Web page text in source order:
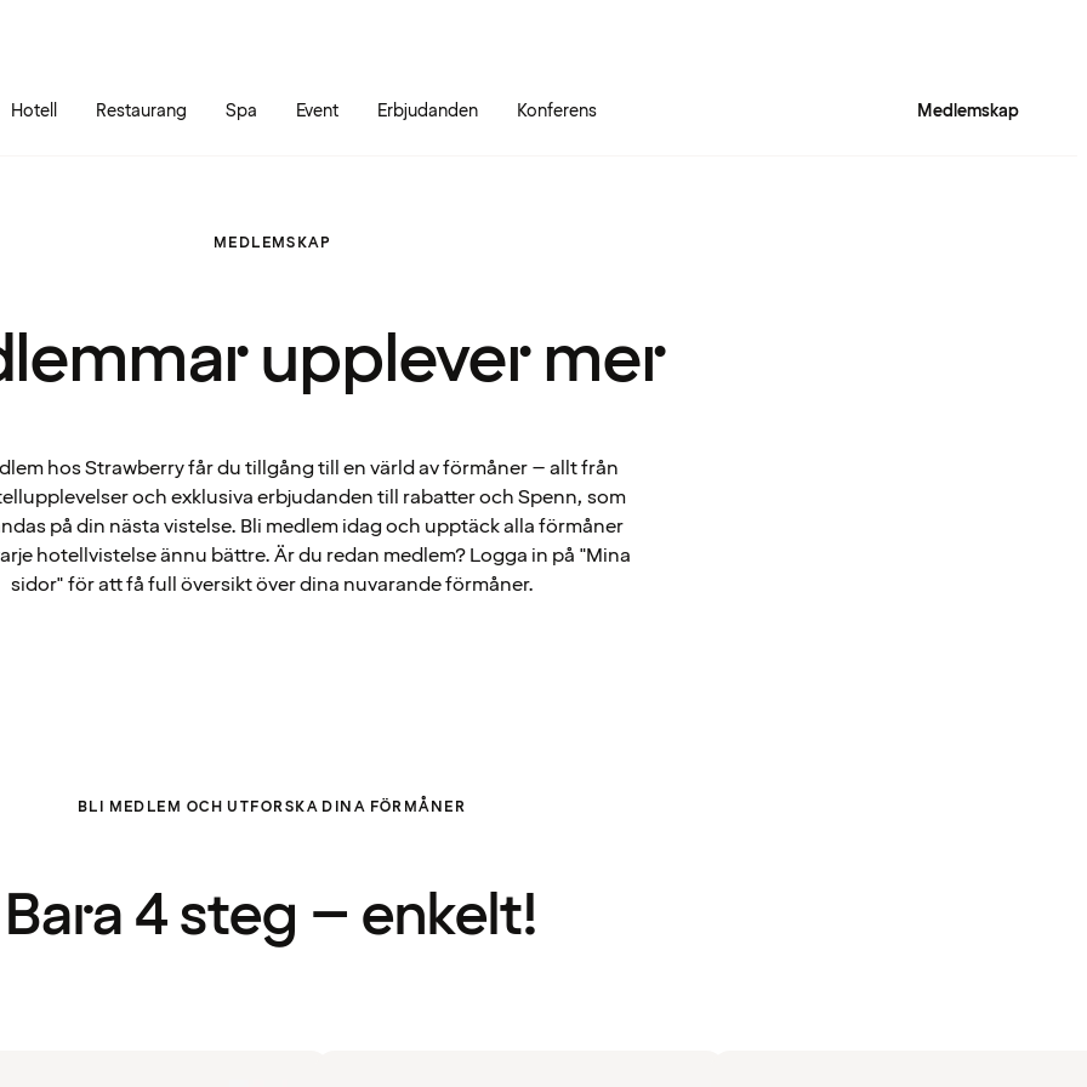
Hotell Restaurang Spa Event Erbjudanden Konferens Medlemskap
MEDLEMSKAP
upplever mer
hos Strawberry får du tillgång till en värld av förmåner – allt från
och exklusiva erbjudanden till rabatter och Spenn, som
på din nästa vistelse. Bli medlem idag och upptäck alla förmåner
hotellvistelse ännu bättre. Är du redan medlem? Logga in på "Mina
sidor" för att få full översikt över dina nuvarande förmåner.
BLI MEDLEM OCH UTFORSKA DINA FÖRMÅNER
Bara 4 steg – enkelt!